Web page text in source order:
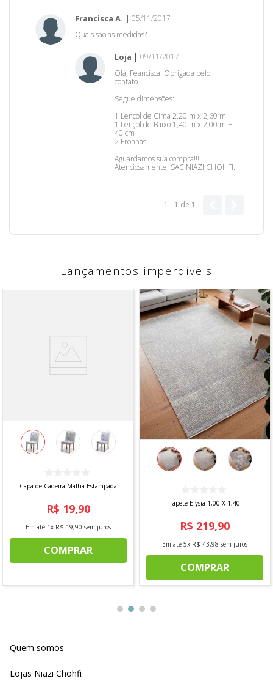
Francisca A.
05/11/2017
Quais são as medidas?
Loja
09/11/2017
Olá, Feancisca. Obrigada pelo
contato.
Segue dimensões:
1 Lençol de Cima 2,20 m x 2,60 m
1 Lençol de Baixo 1,40 m x 2,00 m +
40 cm
2 Fronhas
Aguardamos sua compra!!!
Atenciosamente, SAC NIAZI CHOHFI.
1 - 1 de 1
Lançamentos imperdíveis
Capa de Cadeira Malha Estampada
R$ 19,90
Em até 1x R$ 19,90 sem juros
COMPRAR
Tapete Elysia 1,00 X 1,40
R$ 219,90
Em até 5x R$ 43,98 sem juros
COMPRAR
Quem somos
Lojas Niazi Chohfi